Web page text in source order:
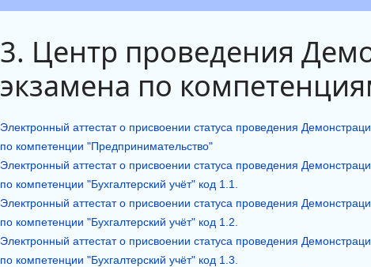
3. Центр проведения
экзамена по
Электронный аттестат о присвоении статуса проведения
по компетенции "Предпринимательство"
Электронный аттестат о присвоении статуса проведения
по компетенции "Бухгалтерский учёт" код 1.1.
Электронный аттестат о присвоении статуса проведения
по компетенции "Бухгалтерский учёт" код 1.2.
Электронный аттестат о присвоении статуса проведения
по компетенции "Бухгалтерский учёт" код 1.3.